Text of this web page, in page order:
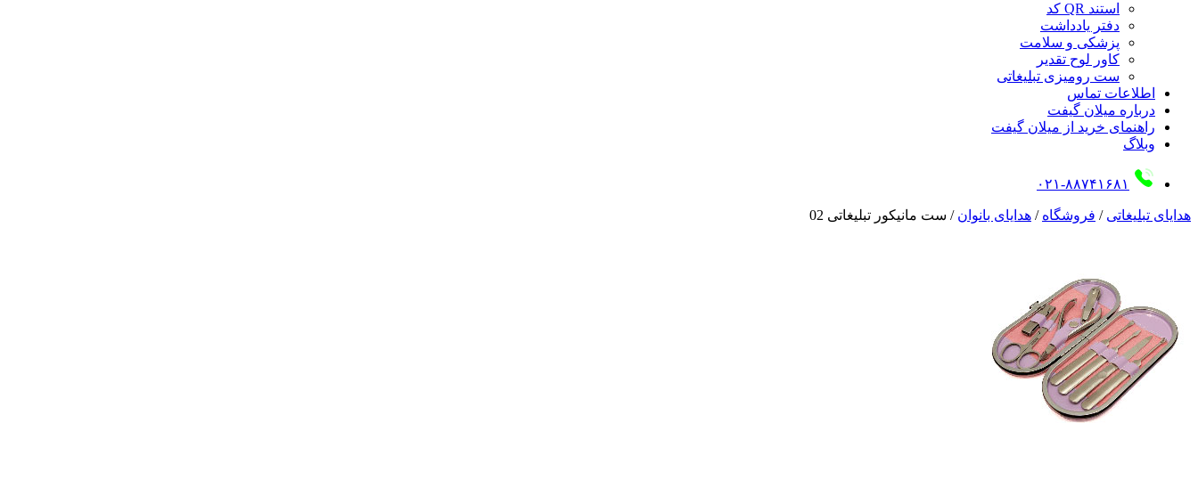
استند QR کد
دفتر یادداشت
پزشکی و سلامت
کاور لوح تقدیر
ست رومیزی تبلیغاتی
اطلاعات تماس
درباره میلان گیفت
راهنمای خرید از میلان گیفت
وبلاگ
۰۲۱-۸۸۷۴۱۶۸۱
هدایای تبلیغاتی / فروشگاه / هدایای بانوان / ست مانیکور تبلیغاتی 02